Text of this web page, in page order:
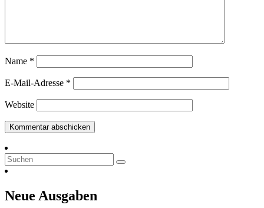
Name *
E-Mail-Adresse *
Website
Neue Ausgaben